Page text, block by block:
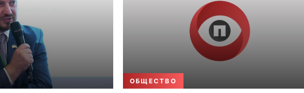
ОБЩЕСТВО